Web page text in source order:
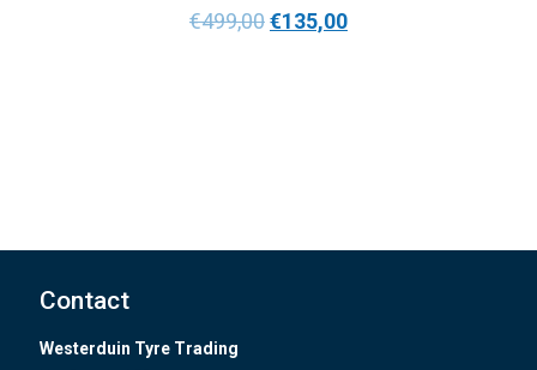
€499,00€135,00
Contact
Westerduin Tyre Trading